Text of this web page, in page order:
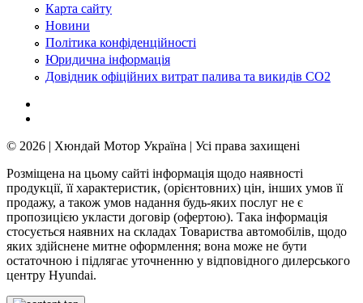
Карта сайту
Новини
Політика конфіденційності
Юридична інформація
Довідник офіційних витрат палива та викидів СО2
© 2026 | Хюндай Мотор Україна | Усі права захищені
Розміщена на цьому сайті інформація щодо наявності
продукції, її характеристик, (орієнтовних) цін, інших умов її
продажу, а також умов надання будь-яких послуг не є
пропозицією укласти договір (офертою). Така інформація
стосується наявних на складах Товариства автомобілів, щодо
яких здійснене митне оформлення; вона може не бути
остаточною і підлягає уточненню у відповідного дилерського
центру Hyundai.